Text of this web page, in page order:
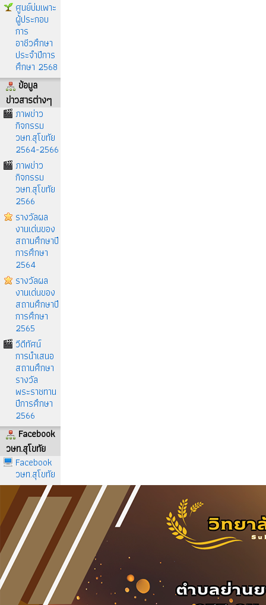
ศูนย์บ่มเพาะ
ผู้ประกอบ
การ
อาชีวศึกษา
ประจำปีการ
ศึกษา 2568
ข้อมูล
ข่าวสารต่างๆ
ภาพข่าว
กิจกรรม
วษท.สุโขทัย
2564-2566
ภาพข่าว
กิจกรรม
วษท.สุโขทัย
2566
รางวัลผล
งานเด่นของ
สถานศึกษาปี
การศึกษา
2564
รางวัลผล
งานเด่นของ
สถานศึกษาปี
การศึกษา
2565
วีดีทัศน์
การนำเสนอ
สถานศึกษา
รางวัล
พระราชทาน
ปีการศึกษา
2566
Facebook
วษท.สุโขทัย
Facebook
วษท.สุโขทัย